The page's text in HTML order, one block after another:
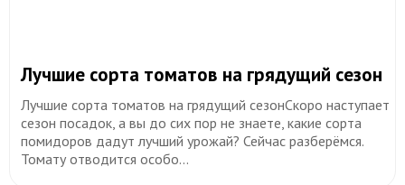
​Лучшие сорта томатов на грядущий сезон
Лучшие сорта томатов на грядущий сезонСкоро наступает
сезон посадок, а вы до сих пор не знаете, какие сорта
помидоров дадут лучший урожай? Сейчас разберёмся.
Томату отводится особо...